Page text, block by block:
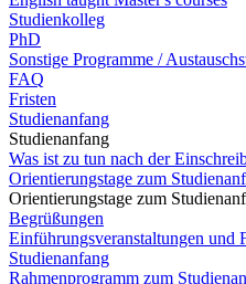
Studienkolleg
PhD
Sonstige Programme /
FAQ
Fristen
Studienanfang
Studienanfang
Was ist zu tun nach der
Orientierungstage zum
Orientierungstage zum
Begrüßungen
Einführungsveranstaltungen und
Studienanfang
Rahmenprogramm zum